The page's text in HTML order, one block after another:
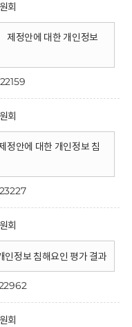
회
제정안에 대한 개인정보
22159
회
정안에 대한 개인정보 침
23227
회
인정보 침해요인 평가 결과
회